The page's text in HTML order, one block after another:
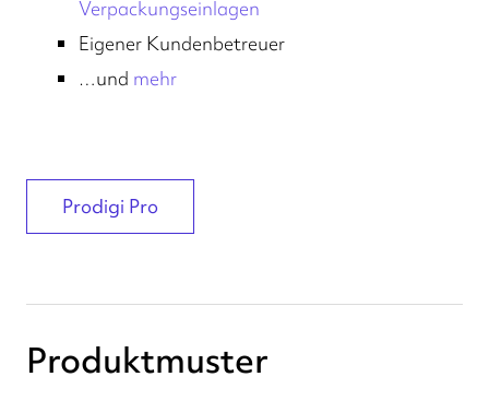
Verpackungseinlagen
Eigener Kundenbetreuer
…und mehr
Prodigi Pro
Produktmuster